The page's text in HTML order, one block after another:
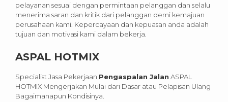
pelayanan sesuai dengan permintaan pelanggan dan selalu
menerima saran dan kritik dari pelanggan demi kemajuan
perusahaan kami. Kepercayaan dan kepuasan anda adalah
tujuan dan motivasi kami dalam bekerja.
ASPAL HOTMIX
Specialist Jasa Pekerjaan Pengaspalan Jalan ASPAL
HOTMIX Mengerjakan Mulai dari Dasar atau Pelapisan Ulang
Bagaimanapun Kondisinya.